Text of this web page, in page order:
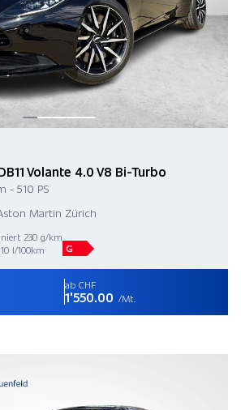
Volante 4.0 V8 Bi-Turbo
- 510 PS
Martin Zürich
230 g/km
l/100km
G
ab CHF
1'550.00 /Mt.